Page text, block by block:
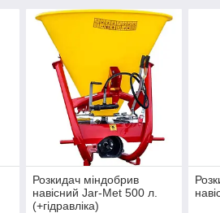
Розкидач міндобрив
навісний Jar-Met 500 л.
(+гідравліка)